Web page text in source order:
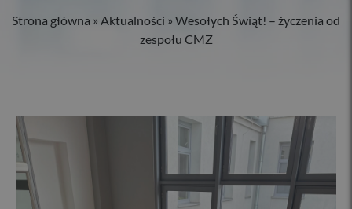
Strona główna » Aktualności » Wesołych Świąt! – życzenia od
zespołu CMZ